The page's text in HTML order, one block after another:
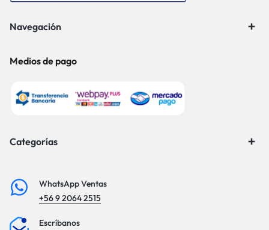
Navegación
Medios de pago
Categorías
WhatsApp Ventas
+56 9 2064 2515
Escríbanos